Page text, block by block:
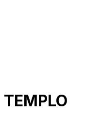
TEMPLO